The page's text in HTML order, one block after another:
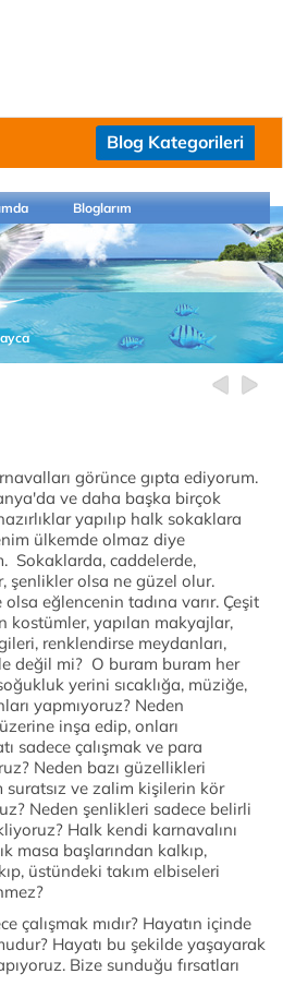
Blog Kategorileri
Bloglarım
görünce gıpta ediyorum.
ve daha başka birçok
yapılıp halk sokaklara
ülkemde olmaz diye
Sokaklarda, caddelerde,
olsa ne güzel olur.
eğlencenin tadına varır. Çeşit
kostümler, yapılan makyajlar,
renklendirse meydanları,
değil mi? O buram buram her
yerini sıcaklığa, müziğe,
yapmıyoruz? Neden
inşa edip, onları
sadece çalışmak ve para
Neden bazı güzellikleri
ve zalim kişilerin kör
Neden şenlikleri sadece belirli
Halk kendi karnavalını
masa başlarından kalkıp,
üstündeki takım elbiseleri
çalışmak mıdır? Hayatın içinde
Hayatı bu şekilde yaşayarak
Bize sunduğu fırsatları